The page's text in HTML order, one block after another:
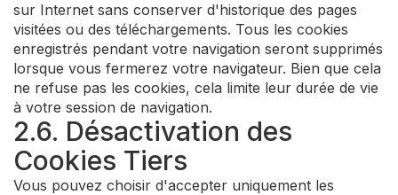
sur Internet sans conserver d'historique des pages
visitées ou des téléchargements. Tous les cookies
enregistrés pendant votre navigation seront supprimés
lorsque vous fermerez votre navigateur. Bien que cela
ne refuse pas les cookies, cela limite leur durée de vie
à votre session de navigation.
2.6. Désactivation des
Cookies Tiers
Vous pouvez choisir d'accepter uniquement les